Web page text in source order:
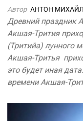
Автор АНТОН
Древний праздник
Акшая-Трития
(Тритийа) лунного
Акшая-Тритья
это будет иная
времени Акшая-